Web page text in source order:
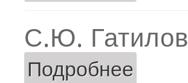
С.Ю. Гатилов
Подробнее